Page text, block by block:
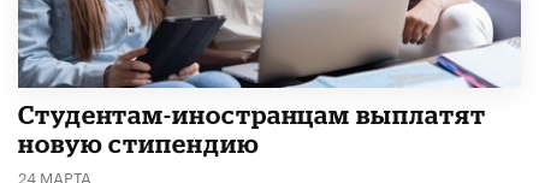
Студентам-иностранцам выплатят
новую стипендию
24 МАРТА